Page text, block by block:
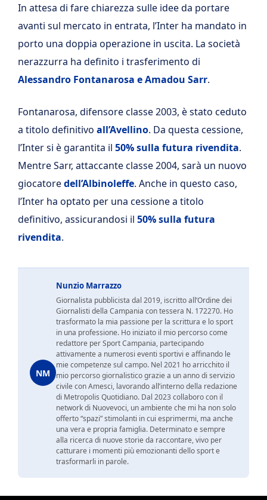
In attesa di fare chiarezza sulle idee da portare
avanti sul mercato in entrata, l’Inter ha mandato in
porto una doppia operazione in uscita. La società
nerazzurra ha definito i trasferimento di
Alessandro Fontanarosa e Amadou Sarr.
Fontanarosa, difensore classe 2003, è stato ceduto
a titolo definitivo all’Avellino. Da questa cessione,
l’Inter si è garantita il 50% sulla futura rivendita.
Mentre Sarr, attaccante classe 2004, sarà un nuovo
giocatoredell’Albinoleffe. Anche in questo caso,
l’Inter ha optato per una cessione a titolo
definitivo, assicurandosi il 50% sulla futura
rivendita.
NM
Nunzio Marrazzo
Giornalista pubblicista dal 2019, iscritto all’Ordine dei
Giornalisti della Campania con tessera N. 172270. Ho
trasformato la mia passione per la scrittura e lo sport
in una professione. Ho iniziato il mio percorso come
redattore per Sport Campania, partecipando
attivamente a numerosi eventi sportivi e affinando le
mie competenze sul campo. Nel 2021 ho arricchito il
mio percorso giornalistico grazie a un anno di servizio
civile con Amesci, lavorando all’interno della redazione
di Metropolis Quotidiano. Dal 2023 collaboro con il
network di Nuovevoci, un ambiente che mi ha non solo
offerto “spazi” stimolanti in cui esprimermi, ma anche
una vera e propria famiglia. Determinato e sempre
alla ricerca di nuove storie da raccontare, vivo per
catturare i momenti più emozionanti dello sport e
trasformarli in parole.